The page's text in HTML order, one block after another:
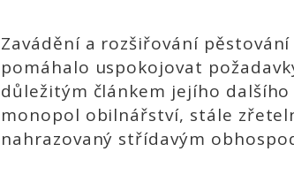
Zavádění a rozšiřování
pomáhalo uspokojovat
důležitým článkem jejího
monopol obilnářství, stále
nahrazovaný střídavým